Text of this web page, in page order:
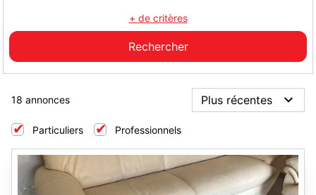
+ de critères
18 annonces
Particuliers Professionnels